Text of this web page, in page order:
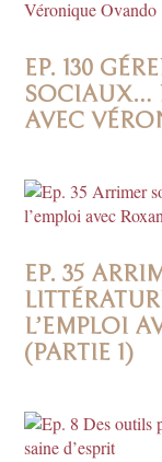
EP. 130
SOCIAUX…
AVEC
EP. 35
L’EMPLOI
(PARTIE 1)